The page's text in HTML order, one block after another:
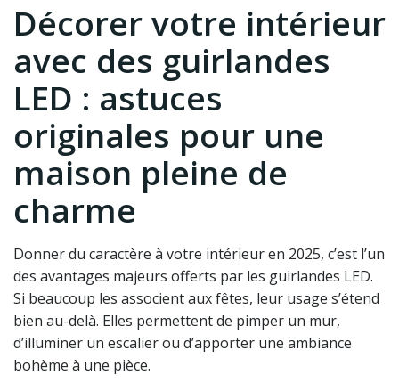
Décorer votre intérieur
avec des guirlandes
LED : astuces
originales pour une
maison pleine de
charme
Donner du caractère à votre intérieur en 2025, c’est l’un
des avantages majeurs offerts par les guirlandes LED.
Si beaucoup les associent aux fêtes, leur usage s’étend
bien au-delà. Elles permettent de pimper un mur,
d’illuminer un escalier ou d’apporter une ambiance
bohème à une pièce.